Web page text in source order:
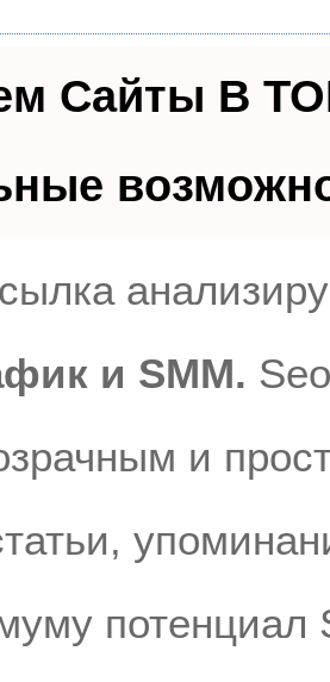
Сайты В
и SMM.
и
потенциал